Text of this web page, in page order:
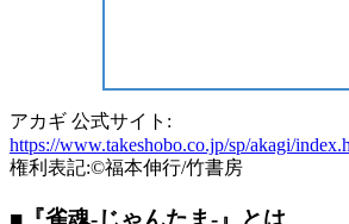
アカギ 公式サイト:
https://www.takeshobo.co.jp/sp/akagi/
権利表記:©福本伸行/竹書房
■『雀魂-じゃんたま-』とは